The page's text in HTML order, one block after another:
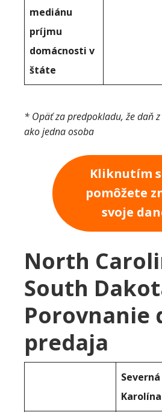
mediánu
príjmu
domácnosti v
štáte
* Opäť za predpokladu, že daň
ako jedna osoba
Kliknutím
pomôžete
svoje
North
South
Porovnanie
predaja
Severná
Karolína